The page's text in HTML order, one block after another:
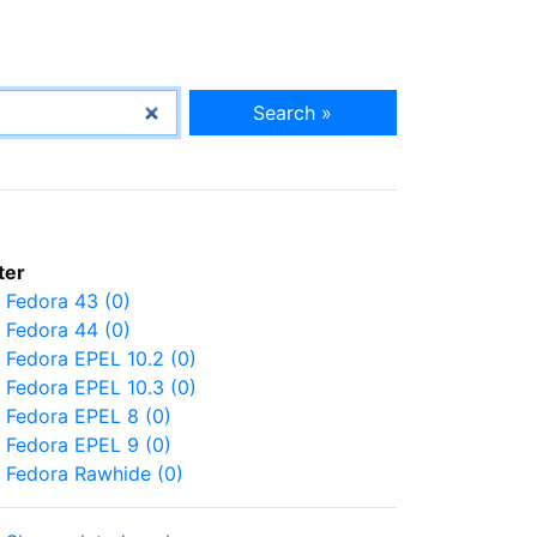
Search »
Fedora 43 (0)
Fedora 44 (0)
Fedora EPEL 10.2 (0)
Fedora EPEL 10.3 (0)
Fedora EPEL 8 (0)
Fedora EPEL 9 (0)
Fedora Rawhide (0)